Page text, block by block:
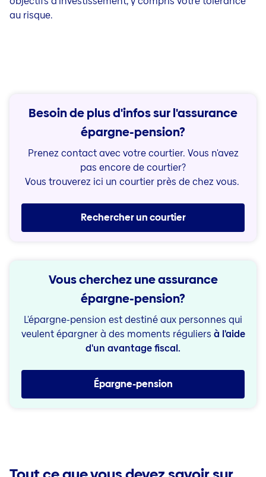
au risque.
Besoin de plus d'infos sur l'assurance
épargne-pension?
Prenez contact avec votre courtier. Vous n'avez
pas encore de courtier?
Vous trouverez ici un courtier près de chez vous.
Rechercher un courtier
Vous cherchez une assurance
épargne-pension?
L'épargne-pension est destiné aux personnes qui
veulent épargner à des moments réguliers à l'aide
d'un avantage fiscal.
Épargne-pension